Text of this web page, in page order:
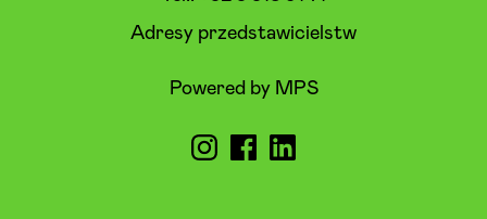
Adresy przedstawicielstw
Powered by MPS